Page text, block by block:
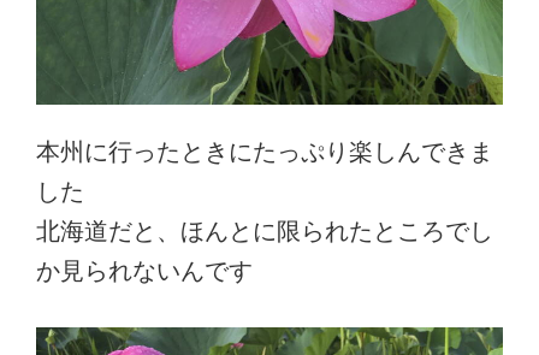
本州に行ったときにたっぷり楽しんできま
した
北海道だと、ほんとに限られたところでし
か見られないんです